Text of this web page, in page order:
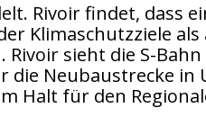
Rivoir findet, dass
Klimaschutzziele
sieht die S-
Neubaustrecke in
Halt für den